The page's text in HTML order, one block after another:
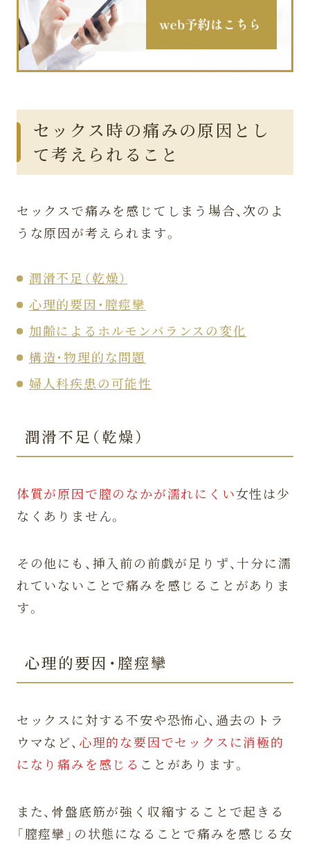
セックス時の痛みの原因とし
て考えられること
セックスで痛みを感じてしまう場合、次のよ
うな原因が考えられます。
潤滑不足（乾燥）
心理的要因・膣痙攣
加齢によるホルモンバランスの変化
構造・物理的な問題
婦人科疾患の可能性
潤滑不足（乾燥）
体質が原因で膣のなかが濡れにくい女性は少
なくありません。
その他にも、挿入前の前戯が足りず、十分に濡
れていないことで痛みを感じることがありま
す。
心理的要因・膣痙攣
セックスに対する不安や恐怖心、過去のトラ
ウマなど、 心理的な要因でセックスに消極的
になり痛みを感じる ことがあります。
また、骨盤底筋が強く収縮することで起きる
「膣痙攣」の状態になることで痛みを感じる女